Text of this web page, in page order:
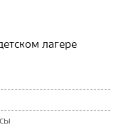
лагере